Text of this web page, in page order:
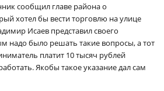
сообщил главе района о
хотел бы вести торговлю на улице
Исаев представил своего
надо было решать такие вопросы, а тот
платит 10 тысяч рублей
Якобы такое указание дал сам